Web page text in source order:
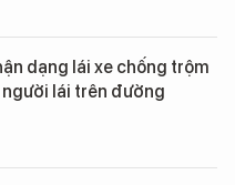
dạng lái xe chống trộm
người lái trên đường